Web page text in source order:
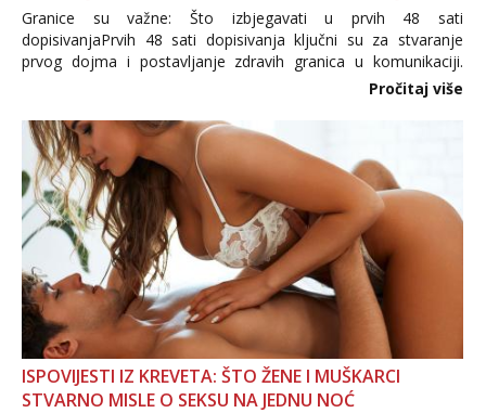
Granice su važne: Što izbjegavati u prvih 48 sati
dopisivanjaPrvih 48 sati dopisivanja ključni su za stvaranje
prvog dojma i postavljanje zdravih granica u komunikaciji.
Važno je izbjeći prebrzo otkrivanje osobnih ili intimnih
informacija, jer nepoznata osoba još nije zaslužila to
povjerenje. Takođe...
Pročitaj više
ISPOVIJESTI IZ KREVETA: ŠTO ŽENE I MUŠKARCI
STVARNO MISLE O SEKSU NA JEDNU NOĆ